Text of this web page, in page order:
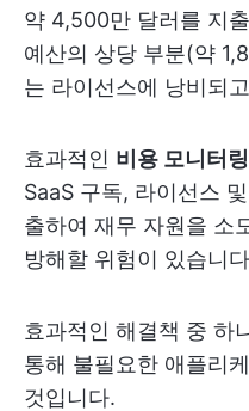
약 4,500만 달러를 지
예산의 상당 부분(약
는 라이선스에 낭비되
효과적인 비용 모니터링
SaaS 구독, 라이선스
출하여 재무 자원을 소
방해할 위험이 있습니
효과적인 해결책 중 하
통해 불필요한 애플리
것입니다.